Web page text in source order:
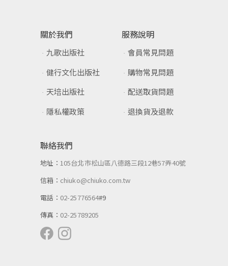
關於我們
九歌出版社
健行文化出版社
天培出版社
隱私權政策
服務說明
會員常見問題
購物常見問題
配送取貨問題
退換貨及退款
聯絡我們
地址：105台北市松山區八德路三段12巷57弄40號
信箱： chiuko@chiuko.com.tw
電話： 02-25776564#9
傳真： 02-25789205